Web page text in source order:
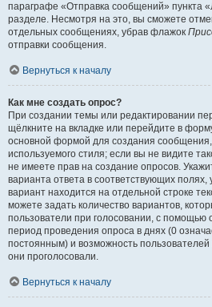
параграфе «Отправка сообщений» пункта
разделе. Несмотря на это, вы сможете
отдельных сообщениях, убрав флажок
отправки сообщения.
Вернуться к началу
Как мне создать опрос?
При создании темы или редактировании
щёлкните на вкладке или перейдите в
основной формой для создания сообщения,
используемого стиля; если вы не видите
не имеете прав на создание опросов.
варианта ответа в соответствующих
вариант находится на отдельной строке
можете задать количество вариантов,
пользователи при голосовании, с помощью
период проведения опроса в днях (0
постоянным) и возможность
они проголосовали.
Вернуться к началу